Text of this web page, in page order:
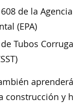
de la
(EPA)
Tubos
construcción y